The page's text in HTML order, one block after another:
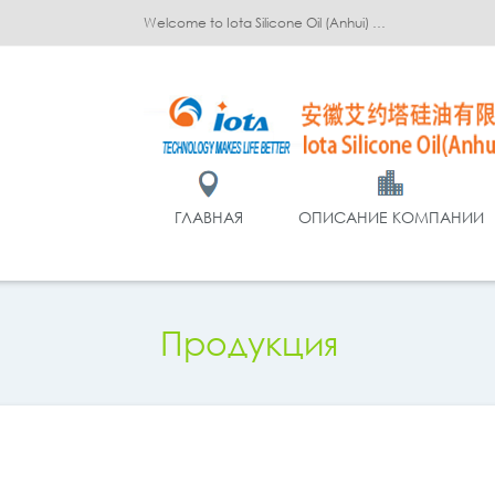
Welcome to Iota Silicone Oil (Anhui) Co., Ltd.!
ГЛАВНАЯ ОПИСАНИЕ КОМПАНИИ
Продукция